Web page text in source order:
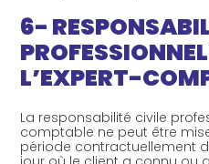
6-
L’EXPERT-
La responsabilité civile
comptable ne peut être
période contractuellement